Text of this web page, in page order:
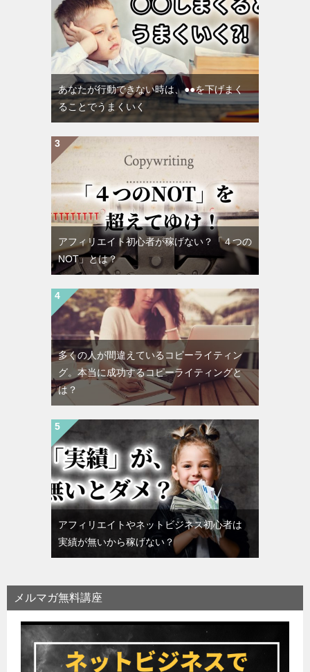
あなたが行動できない時は、●●を下げまく
ることでうまくいく
アフィリエイト初心者が稼げない？「４つの
NOT」とは？
多くの人が間違えているコピーライティン
グ。本当に成功するコピーライティングと
は？
アフィリエイトやネットビジネス初心者は
実績が無いから稼げない？
メルマガ無料講座